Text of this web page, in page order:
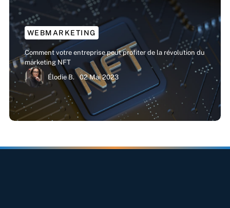
WEBMARKETING
Comment votre entreprise peut profiter de la révolution du
marketing NFT
Élodie B.
02 Mai 2023